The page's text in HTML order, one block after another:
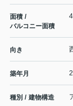
面積 /
バルコニー面積
向き
築年月
種別 / 建物構造